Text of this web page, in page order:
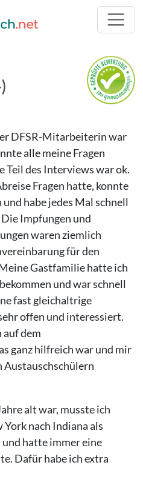
)
DFSR-Mitarbeiterin war
alle meine Fragen
Teil des Interviews war ok.
Fragen hatte, konnte
habe jedes Mal schnell
Impfungen und
waren ziemlich
für den
Gastfamilie hatte ich
und war schnell
fast gleichaltrige
offen und interessiert.
dem
ganz hilfreich war und mir
Austauschschülern
alt war, musste ich
nach Indiana als
hatte immer eine
Dafür habe ich extra